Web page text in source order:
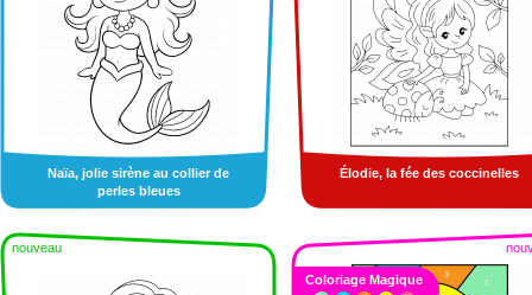
Naïa, jolie sirène au collier de
perles bleues
Élodie, la fée des coccinelles
nouveau
Coloriage Magique